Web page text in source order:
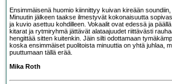
Ensimmäisenä huomio kiinnittyy kuivan kireään soundiin,
Minuutin jälkeen taakse ilmestyvät kokonaisuutta
ja kuvio asettuu kohdilleen. Vokaalit ovat edessä ja
kitarat ja rytmiryhmä jättävät alataajuudet riittävästi
hengittää sitten kuitenkin. Jäin silti odottamaan
koska ensimmäiset puolitoista minuuttia on yhtä juhlaa,
puuttumaan tällä erää.
Mika Roth